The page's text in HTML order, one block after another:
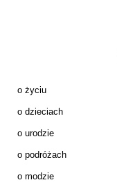
o życiu
o dzieciach
o urodzie
o podróżach
o modzie